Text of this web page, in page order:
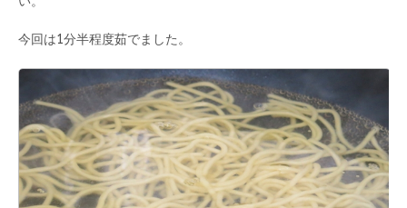
今回は1分半程度茹でました。